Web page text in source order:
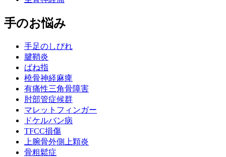
手のお悩み
手足のしびれ
腱鞘炎
ばね指
橈骨神経麻痺
有痛性三角骨障害
肘部管症候群
マレットフィンガー
ドケルバン病
TFCC損傷
上腕骨外側上顆炎
骨粗鬆症